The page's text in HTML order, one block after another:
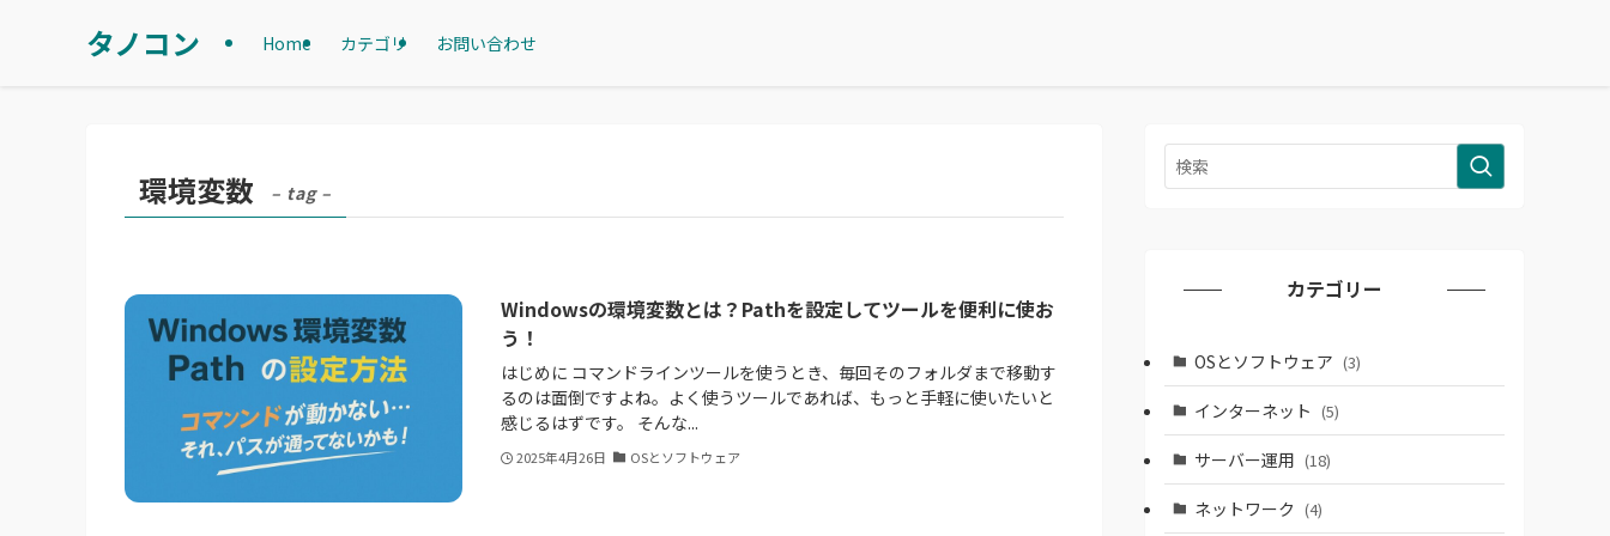
タノコン Home カテゴリ お問い合わせ
環境変数 – tag –
Windowsの環境変数とは？Pathを設定してツールを便利に使お
う！
はじめに コマンドラインツールを使うとき、毎回そのフォルダまで移動す
るのは面倒ですよね。よく使うツールであれば、もっと手軽に使いたいと
感じるはずです。 そんな...
2025年4月26日 OSとソフトウェア
カテゴリー
OSとソフトウェア (3)
インターネット (5)
サーバー運用 (18)
ネットワーク (4)